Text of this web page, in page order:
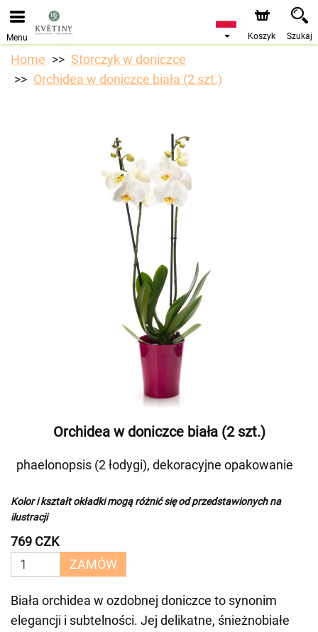
Przyjmujemy zamówienia za pośrednictwem naszego
sklepu internetowego. Najbliższy możliwy termin dostawy
to 10.08.2026 z powodu urlopu.
Menu Koszyk Szukaj
Home
Storczyk w doniczce
Orchidea w doniczce biała (2 szt.)
Orchidea w doniczce biała (2 szt.)
phaelonopsis (2 łodygi), dekoracyjne opakowanie
Kolor i kształt okładki mogą różnić się od przedstawionych na
ilustracji
769 CZK
ZAMÓW
Biała orchidea w ozdobnej doniczce to synonim
elegancji i subtelności. Jej delikatne, śnieżnobiałe